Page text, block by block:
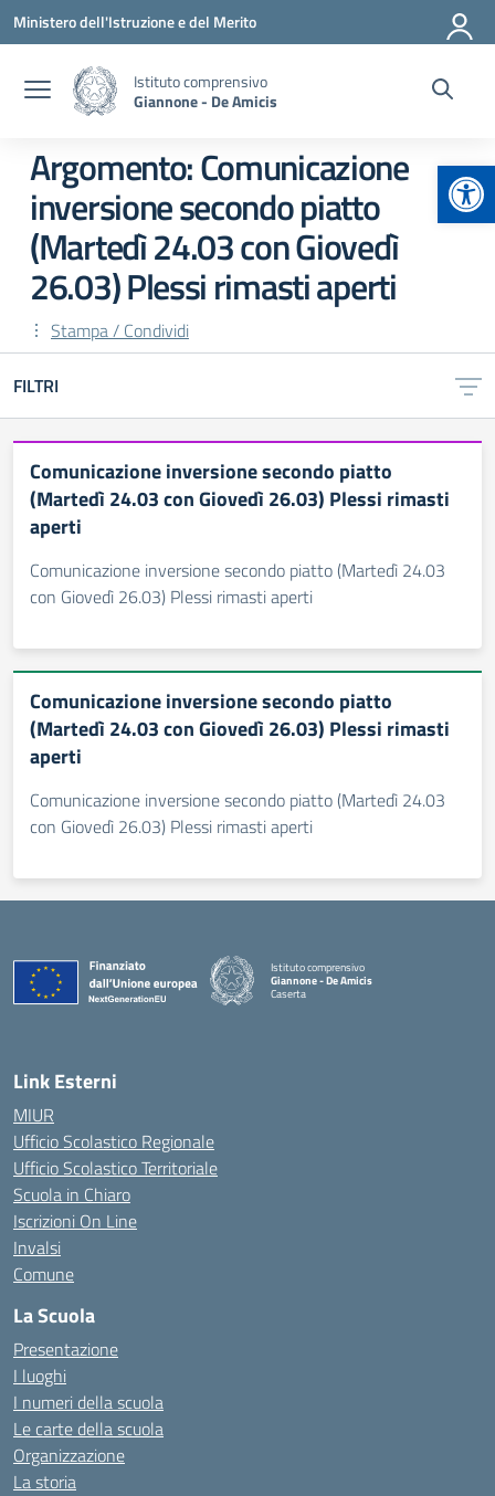
Vai ai contenuti
Vai al menu di navigazione
Vai al footer
Ministero dell'Istruzione e del Merito
Istituto comprensivo
Giannone - De Amicis
Argomento: Comunicazione
inversione secondo piatto
(Martedì 24.03 con Giovedì
26.03) Plessi rimasti aperti
Stampa / Condividi
FILTRI
Comunicazione inversione secondo piatto
(Martedì 24.03 con Giovedì 26.03) Plessi rimasti
aperti
Comunicazione inversione secondo piatto (Martedì 24.03
con Giovedì 26.03) Plessi rimasti aperti
Comunicazione inversione secondo piatto
(Martedì 24.03 con Giovedì 26.03) Plessi rimasti
aperti
Comunicazione inversione secondo piatto (Martedì 24.03
con Giovedì 26.03) Plessi rimasti aperti
Istituto comprensivo
Giannone - De Amicis
Caserta
Link Esterni
MIUR
Ufficio Scolastico Regionale
Ufficio Scolastico Territoriale
Scuola in Chiaro
Iscrizioni On Line
Invalsi
Comune
La Scuola
Presentazione
I luoghi
I numeri della scuola
Le carte della scuola
Organizzazione
La storia